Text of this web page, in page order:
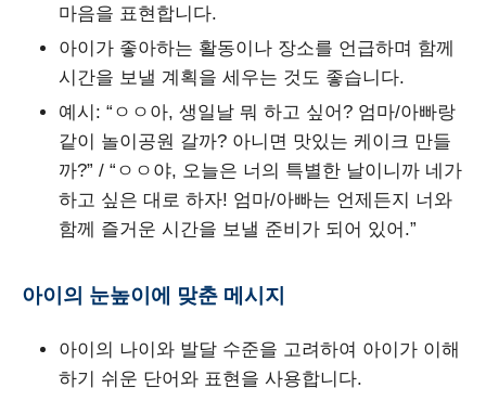
마음을 표현합니다.
아이가 좋아하는 활동이나 장소를 언급하며 함께
시간을 보낼 계획을 세우는 것도 좋습니다.
예시: “ㅇㅇ아, 생일날 뭐 하고 싶어? 엄마/아빠랑
같이 놀이공원 갈까? 아니면 맛있는 케이크 만들
까?” / “ㅇㅇ야, 오늘은 너의 특별한 날이니까 네가
하고 싶은 대로 하자! 엄마/아빠는 언제든지 너와
함께 즐거운 시간을 보낼 준비가 되어 있어.”
아이의 눈높이에 맞춘 메시지
아이의 나이와 발달 수준을 고려하여 아이가 이해
하기 쉬운 단어와 표현을 사용합니다.